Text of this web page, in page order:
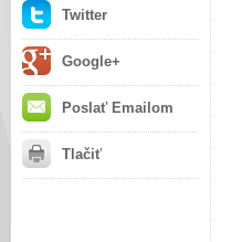
Twitter
Google+
Poslať Emailom
Tlačiť